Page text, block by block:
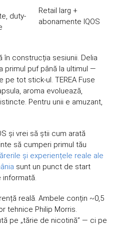
duty-
Retail larg +
abonamente IQOS
în construcția sesiunii. Delia
primul puf până la ultimul —
tot stick-ul. TEREA Fuse
aroma evoluează,
Pentru unii e amuzant,
și vrei să știi cum arată
să cumperi primul tău
și experiențele reale ale
sunt un punct de start
reală. Ambele conțin ~0,5
tehnice Philip Morris.
pe „tărie de nicotină” — ci pe